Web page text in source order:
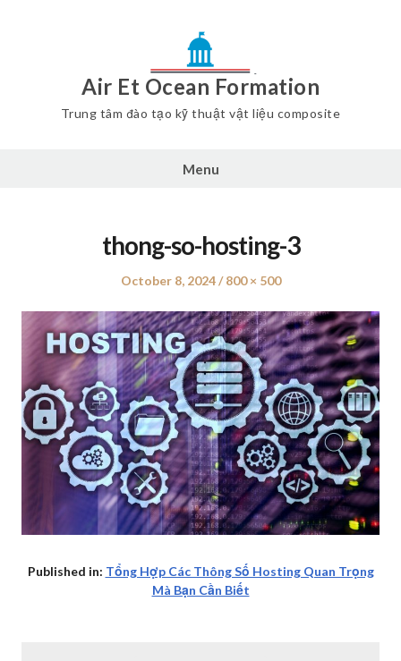
Air Et Ocean Formation
Trung tâm đào tạo kỹ thuật vật liệu composite
Menu
thong-so-hosting-3
Posted
October 8, 2024
Full
800 × 500
Published in: Tổng Hợp Các Thông Số Hosting Quan Trọng
Mà Bạn Cần Biết